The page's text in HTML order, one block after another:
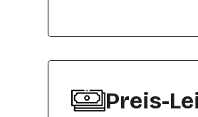
Preis-